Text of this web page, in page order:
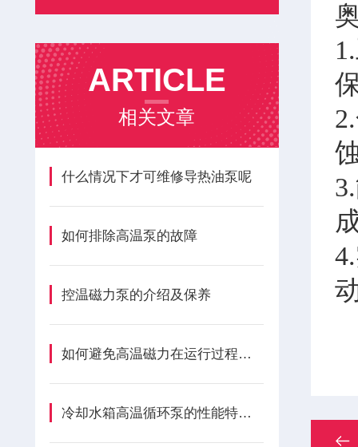
ARTICLE
相关文章
什么情况下才可维修导热油泵呢
如何排除高温泵的故障
控温磁力泵的介绍及保养
如何避免高温磁力在运行过程上产生泵噪音
冷却水箱高温循环泵的性能特点及不出水的原因分析